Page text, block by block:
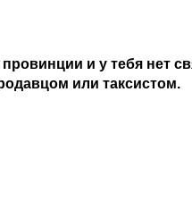
и у тебя нет
или таксистом.